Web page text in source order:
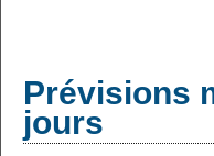
Prévisions
jours